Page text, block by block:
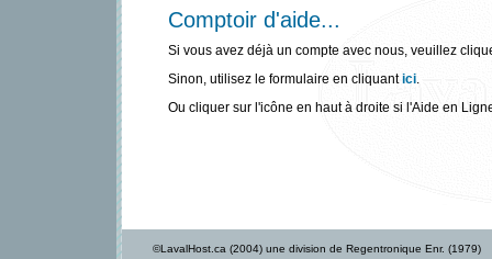
Comptoir d'aide...
Si vous avez déjà un compte avec nous, veuillez
Sinon, utilisez le formulaire en cliquantici.
Ou cliquer sur l'icône en haut à droite si l'Aide en
©LavalHost.ca (2004) une division de Regentronique Enr. (1979)